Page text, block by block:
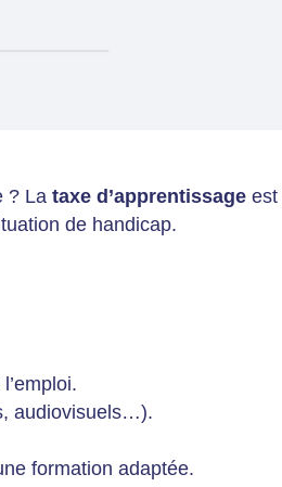
? La taxe d’apprentissage est
de handicap.
audiovisuels…).
formation adaptée.